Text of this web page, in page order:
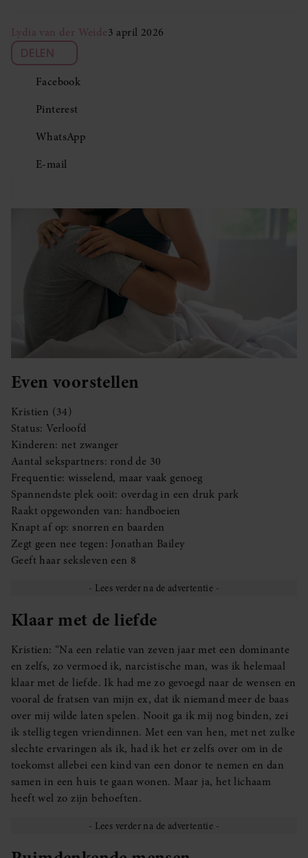
Lydia van der Weide3 april 2026
DELEN
Facebook
Pinterest
WhatsApp
E-mail
Even voorstellen
Kristien (34)
Status: Verloofd
Kinderen: net zwanger
Aantal sekspartners: rond de 30
Frequentie: wisselend, maar vaak genoeg
Spannendste plek ooit: overdag in een druk park
Raakt opgewonden van: handboeien
Knapt af op: snorren en baarden
Zegt geen nee tegen: Jonathan Bailey
Geeft haar seksleven een 8
Klaar met de liefde
Kristien: “Na een relatie van zeven jaar met een dominante
en zelfs, zo vermoed ik, narcistische man, was ik helemaal
klaar met de liefde. Ik had me zo gevoegd naar de wensen en
vooral de fratsen van mijn ex, dat ik niemand meer de baas
over mij wilde laten spelen. Nooit ga ik mij nog binden, zei
ik stellig tegen vriendinnen. Met een van hen, met net zulke
slechte ervaringen als ik, had ik het er zelfs over om in de
toekomst allebei een kind van een donor te nemen en dan
samen in een huis te gaan wonen. Maar ja, het lichaam
heeft wel zo zijn behoeften.